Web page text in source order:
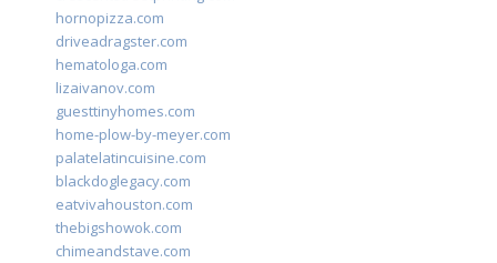
hornopizza.com
driveadragster.com
hematologa.com
lizaivanov.com
guesttinyhomes.com
home-plow-by-meyer.com
palatelatincuisine.com
blackdoglegacy.com
eatvivahouston.com
thebigshowok.com
chimeandstave.com